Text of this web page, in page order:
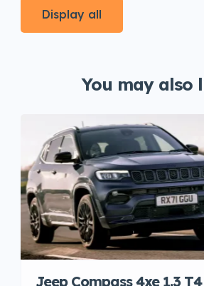
Display all
You may also
Jeep Compass 4xe 1.3 T4